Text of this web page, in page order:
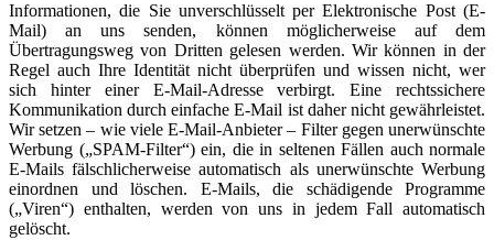
Informationen, die Sie unverschlüsselt per Elektronische Post (E-
Mail) an uns senden, können möglicherweise auf dem
Übertragungsweg von Dritten gelesen werden. Wir können in der
Regel auch Ihre Identität nicht überprüfen und wissen nicht, wer
sich hinter einer E-Mail-Adresse verbirgt. Eine rechtssichere
Kommunikation durch einfache E-Mail ist daher nicht gewährleistet.
Wir setzen – wie viele E-Mail-Anbieter – Filter gegen unerwünschte
Werbung („SPAM-Filter“) ein, die in seltenen Fällen auch normale
E-Mails fälschlicherweise automatisch als unerwünschte Werbung
einordnen und löschen. E-Mails, die schädigende Programme
(„Viren“) enthalten, werden von uns in jedem Fall automatisch
gelöscht.